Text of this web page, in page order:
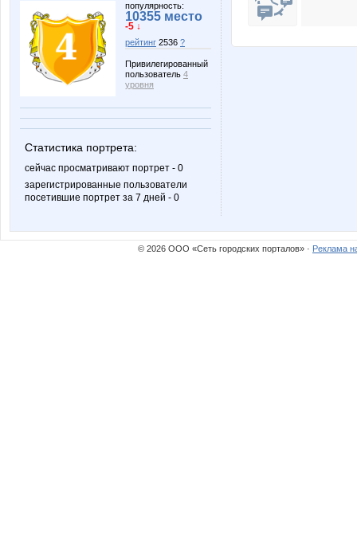
популярность:
10355 место
-5 ↓
рейтинг 2536 ?
Привилегированный
пользователь 4
уровня
Статистика портрета:
сейчас просматривают портрет - 0
зарегистрированные пользователи
посетившие портрет за 7 дней - 0
© 2026 ООО «Сеть городских порталов» · Реклама